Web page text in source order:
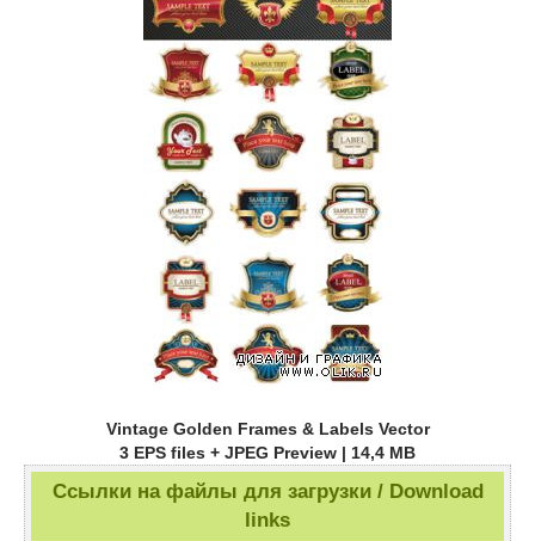
Vintage Golden Frames & Labels Vector
3 EPS files + JPEG Preview | 14,4 MB
Ссылки на файлы для загрузки / Download
links